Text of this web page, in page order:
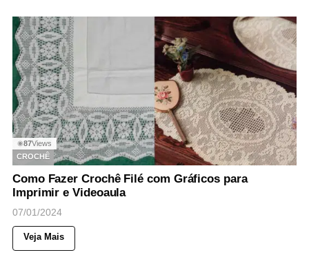
◉87Views
CROCHÊ
Como Fazer Crochê Filé com Gráficos para
Imprimir e Videoaula
07/01/2024
Veja Mais